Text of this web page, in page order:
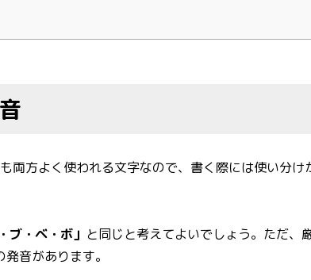
両方よく使われる文字なので、書く際には使い分け
ブ・ベ・ボ」 と同じと考えてよいでしょう。ただ、
発音があります。